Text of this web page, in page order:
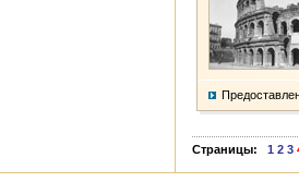
Страницы: 1 2 3